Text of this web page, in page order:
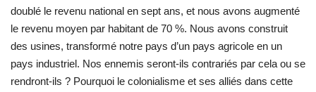
doublé le revenu national en sept ans, et nous avons augmenté
le revenu moyen par habitant de 70 %. Nous avons construit
des usines, transformé notre pays d’un pays agricole en un
pays industriel. Nos ennemis seront-ils contrariés par cela ou se
rendront-ils ? Pourquoi le colonialisme et ses alliés dans cette